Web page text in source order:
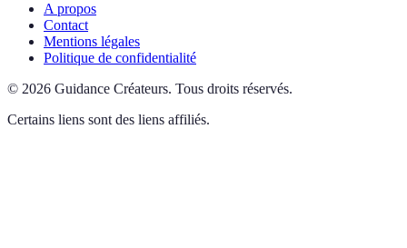
A propos
Contact
Mentions légales
Politique de confidentialité
© 2026 Guidance Créateurs. Tous droits réservés.
Certains liens sont des liens affiliés.